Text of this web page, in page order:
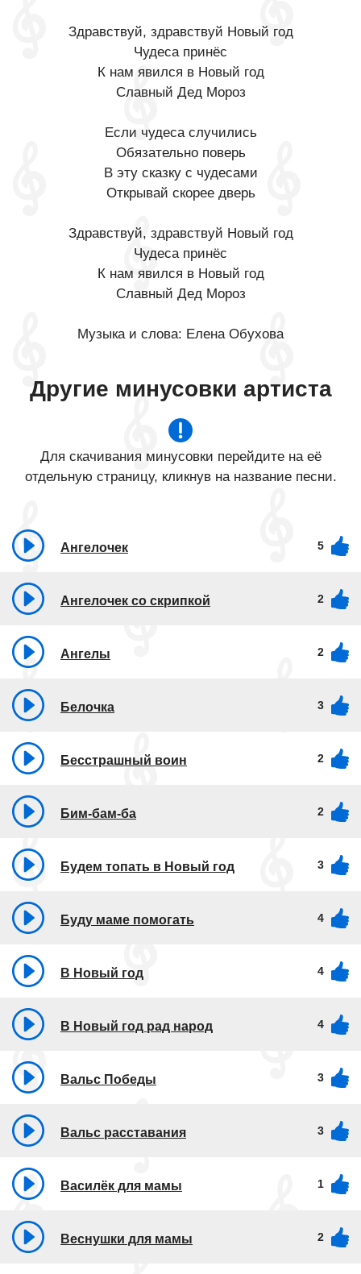
Здравствуй, здравствуй Новый год
Чудеса принёс
К нам явился в Новый год
Славный Дед Мороз
Если чудеса случились
Обязательно поверь
В эту сказку с чудесами
Открывай скорее дверь
Здравствуй, здравствуй Новый год
Чудеса принёс
К нам явился в Новый год
Славный Дед Мороз
Музыка и слова: Елена Обухова
Другие минусовки артиста
Для скачивания минусовки перейдите на её
отдельную страницу, кликнув на название песни.
Ангелочек 5
Ангелочек со скрипкой 2
Ангелы 2
Белочка 3
Бесстрашный воин 2
Бим-бам-ба 2
Будем топать в Новый год 3
Буду маме помогать 4
В Новый год 4
В Новый год рад народ 4
Вальс Победы 3
Вальс расставания 3
Василёк для мамы 1
Веснушки для мамы 2